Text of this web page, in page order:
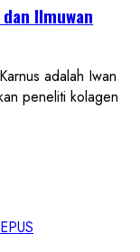
Ilmuwan
adalah Iwan
peneliti kolagen